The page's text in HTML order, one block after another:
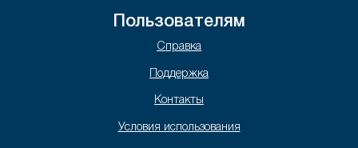
Пользователям
Справка
Поддержка
Контакты
Условия использования